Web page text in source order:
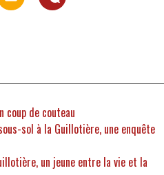
coup de couteau
sol à la Guillotière, une enquête
un jeune entre la vie et la